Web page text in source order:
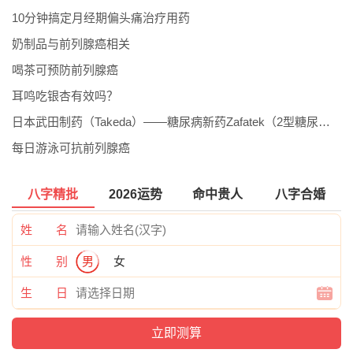
10分钟搞定月经期偏头痛治疗用药
奶制品与前列腺癌相关
喝茶可预防前列腺癌
耳鸣吃银杏有效吗？
日本武田制药（Takeda）——糖尿病新药Zafatek（2型糖尿病专用）
每日游泳可抗前列腺癌
八字精批 2026运势 命中贵人 八字合婚
姓 名
性 别 男 女
生 日